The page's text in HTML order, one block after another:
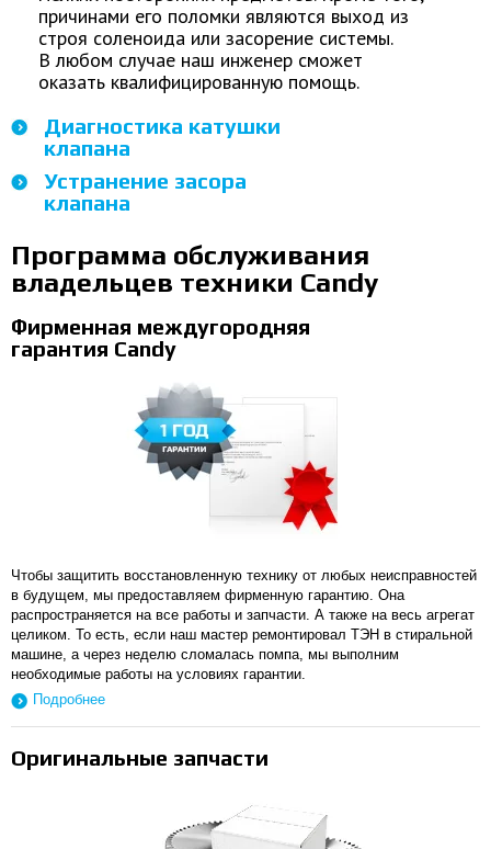
причинами его поломки являются выход из
строя соленоида или засорение системы.
В любом случае наш инженер сможет
оказать квалифицированную помощь.
Диагностика катушки
клапана
Устранение засора
клапана
Программа обслуживания
владельцев техники Candy
Фирменная междугородняя
гарантия Candy
Чтобы защитить восстановленную технику от любых неисправностей
в будущем, мы предоставляем фирменную гарантию. Она
распространяется на все работы и запчасти. А также на весь агрегат
целиком. То есть, если наш мастер ремонтировал ТЭН в стиральной
машине, а через неделю сломалась помпа, мы выполним
необходимые работы на условиях гарантии.
Подробнее
Оригинальные запчасти